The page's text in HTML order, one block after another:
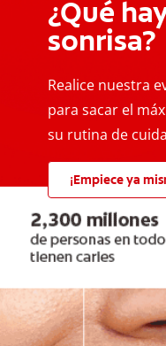
¿Qué
sonrisa?
Realice nuestra
para sacar el
su rutina de
¡Empiece ya